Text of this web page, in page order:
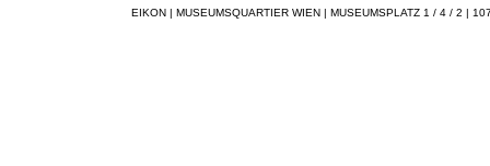
EIKON | MUSEUMSQUARTIER WIEN | MUSEUMSPLATZ 1 / 4 / 2 |